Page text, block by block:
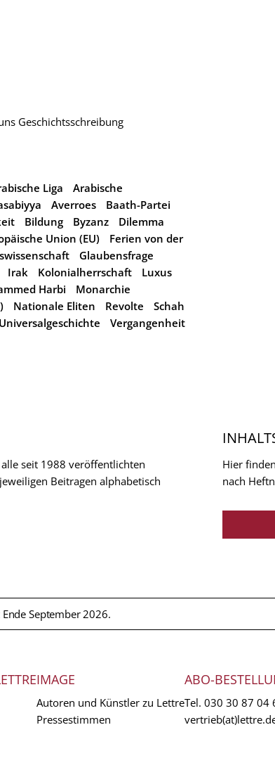
Geschichtsschreibung
Liga
Arabische
Averroes
Baath-Partei
Bildung Byzanz
Dilemma
Union (EU)
Ferien von der
Glaubensfrage
Irak Kolonialherrschaft
Luxus
Harbi
Monarchie
Nationale Eliten Revolte
Schah
Universalgeschichte
Vergangenheit
seit 1988 veröffentlichten
Beitragen alphabetisch
Hier
nach
September 2026.
IMAGE
Autoren und Künstler zu Lettre
Pressestimmen
ABO-
Tel. 030 30 87 04